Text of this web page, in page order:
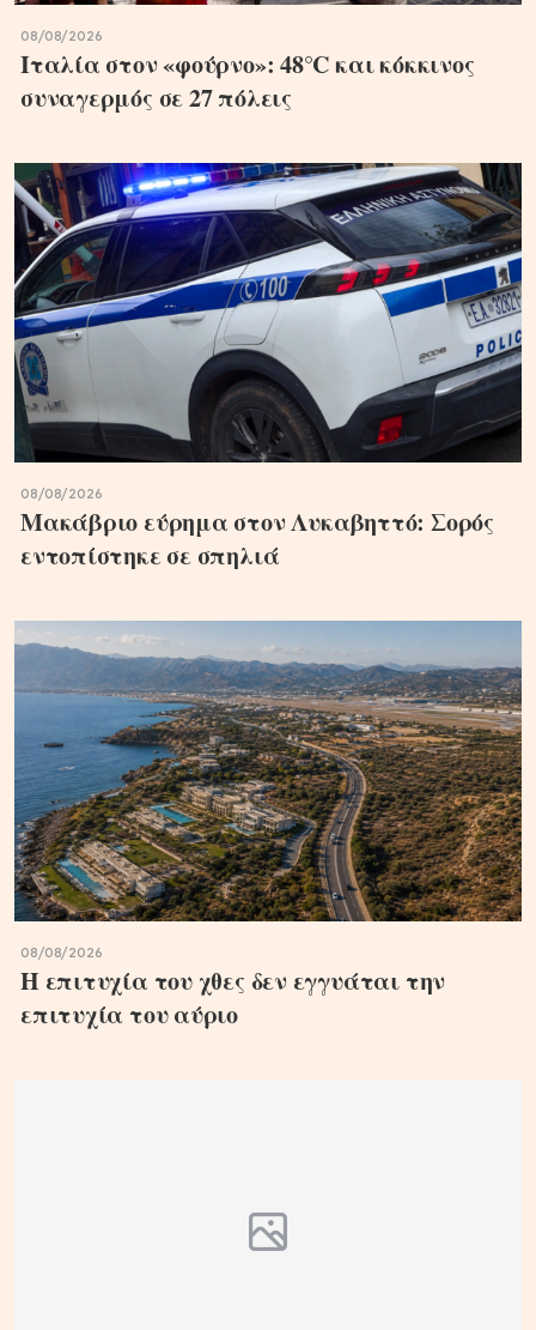
08/08/2026
Ιταλία στον «φούρνο»: 48°C και κόκκινος
συναγερμός σε 27 πόλεις
08/08/2026
Μακάβριο εύρημα στον Λυκαβηττό: Σορός
εντοπίστηκε σε σπηλιά
08/08/2026
Η επιτυχία του χθες δεν εγγυάται την
επιτυχία του αύριο